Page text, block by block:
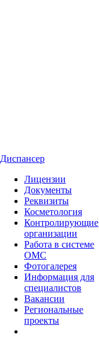
Диспансер
Лицензии
Документы
Реквизиты
Косметология
Контролирующие
организации
Работа в системе
ОМС
Фотогалерея
Информация для
специалистов
Вакансии
Региональные
проекты